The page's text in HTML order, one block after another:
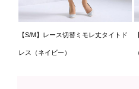
【S/M】レース切替ミモレ丈タイトド
レス（ネイビー）